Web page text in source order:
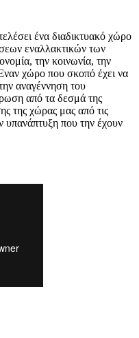
ένα διαδικτυακό χώρο
εναλλακτικών των
την κοινωνία, την
χώρο που σκοπό έχει να
αναγέννηση του
από τα δεσμά της
της χώρας μας από τις
υπανάπτυξη που την έχουν